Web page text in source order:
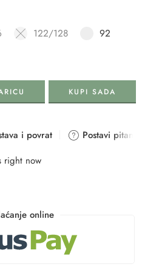
122/128
92
KUPI SADA
i povrat
Postavi pitanje
right now
online